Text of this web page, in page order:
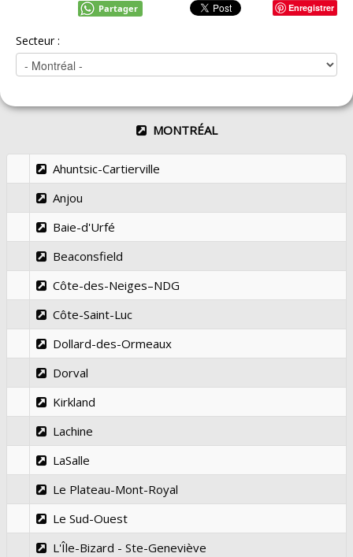
Enregistrer
Partager
Secteur :
MONTRÉAL
Ahuntsic-Cartierville
Anjou
Baie-d'Urfé
Beaconsfield
Côte-des-Neiges–NDG
Côte-Saint-Luc
Dollard-des-Ormeaux
Dorval
Kirkland
Lachine
LaSalle
Le Plateau-Mont-Royal
Le Sud-Ouest
L'Île-Bizard - Ste-Geneviève